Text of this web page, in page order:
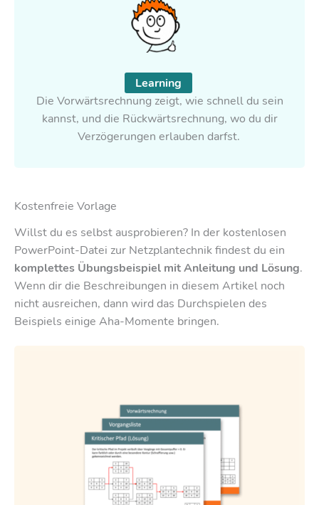
Learning
Die Vorwärtsrechnung zeigt, wie schnell du sein
kannst, und die Rückwärtsrechnung, wo du dir
Verzögerungen erlauben darfst.
Kostenfreie Vorlage
Willst du es selbst ausprobieren? In der kostenlosen
PowerPoint-Datei zur Netzplantechnik findest du ein
komplettes Übungsbeispiel mit Anleitung und Lösung.
Wenn dir die Beschreibungen in diesem Artikel noch
nicht ausreichen, dann wird das Durchspielen des
Beispiels einige Aha-Momente bringen.